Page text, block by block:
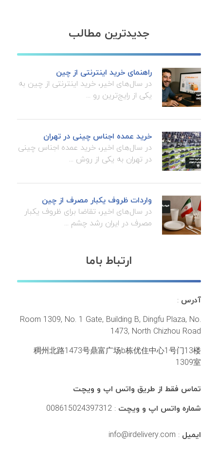
جدیدترین مطالب
راهنمای خرید اینترنتی از چین
در سال‌های اخیر، خرید اینترنتی از چین به
یکی از رایج‌ترین رو ...
خرید عمده اجناس چینی در تهران
در سال‌های اخیر، خرید عمده اجناس چینی
در تهران به یکی از روش ...
واردات ظروف یکبار مصرف از چین
در سال‌های اخیر، تقاضا برای ظروف یکبار
مصرف در ایران رشد چشم ...
ارتباط باما
آدرس :
Room 1309, No. 1 Gate, Building B, Dingfu Plaza, No.
1473, North Chizhou Road
稠州北路1473号鼎富广场b栋优住中心1号门13楼
1309室
تماس فقط از طریق واتس اپ و ویچت
شماره واتس اپ و ویچت : 008615024397312
ایمیل : info@irdelivery.com